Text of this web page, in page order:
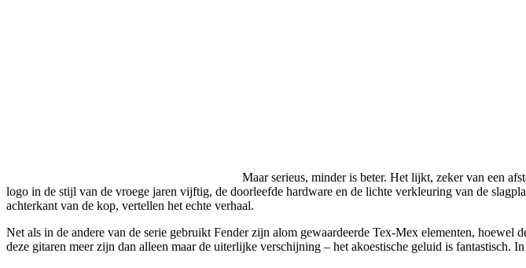
Maar serieus, minder is beter. Het lijkt, zeker van een
logo in de stijl van de vroege jaren vijftig, de doorleefde hardware en de lichte verkleuring van de
achterkant van de kop, vertellen het echte verhaal.
Net als in de andere van de serie gebruikt Fender zijn alom gewaardeerde Tex-Mex elementen,
deze gitaren meer zijn dan alleen maar de uiterlijke verschijning – het akoestische geluid is fantastisch.